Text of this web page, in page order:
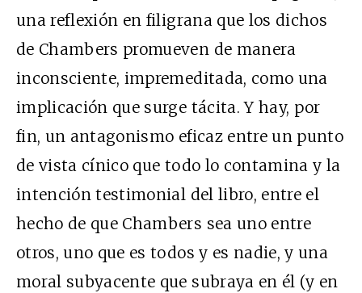
una reflexión en filigrana que los dichos
de Chambers promueven de manera
inconsciente, impremeditada, como una
implicación que surge tácita. Y hay, por
fin, un antagonismo eficaz entre un punto
de vista cínico que todo lo contamina y la
intención testimonial del libro, entre el
hecho de que Chambers sea uno entre
otros, uno que es todos y es nadie, y una
moral subyacente que subraya en él (y en